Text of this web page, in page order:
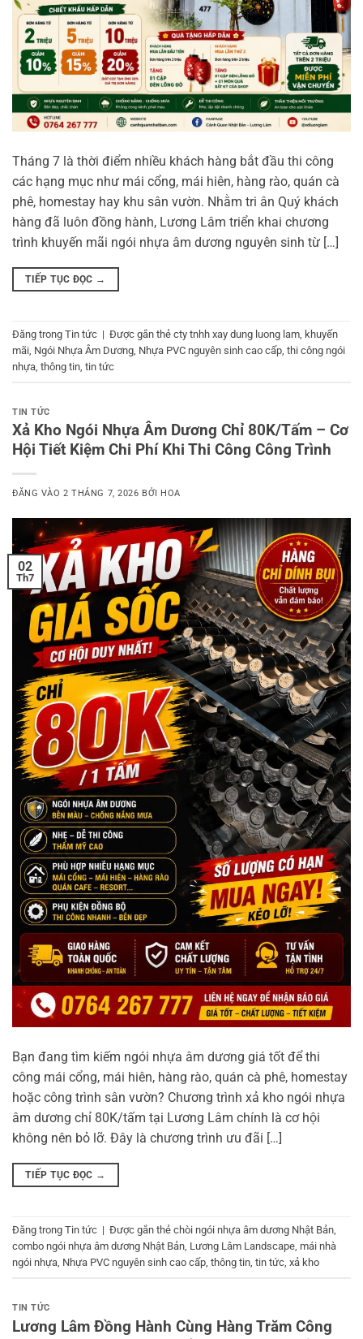
Tháng 7 là thời điểm nhiều khách hàng bắt đầu thi công
các hạng mục như mái cổng, mái hiên, hàng rào, quán cà
phê, homestay hay khu sân vườn. Nhằm tri ân Quý khách
hàng đã luôn đồng hành, Lương Lâm triển khai chương
trình khuyến mãi ngói nhựa âm dương nguyên sinh từ […]
TIẾP TỤC ĐỌC →
Đăng trong Tin tức | Được gắn thẻ cty tnhh xay dung luong lam khuyến
mãi Ngói Nhựa Âm Dương Nhựa PVC nguyên sinh cao cấp thi công ngói
nhựa thông tin tin tức
TIN TỨC
Xả Kho Ngói Nhựa Âm Dương Chỉ 80K/Tấm – Cơ
Hội Tiết Kiệm Chi Phí Khi Thi Công Công Trình
ĐĂNG VÀO2 THÁNG 7, 2026 BỞI HOA
02
Th7
Bạn đang tìm kiếm ngói nhựa âm dương giá tốt để thi
công mái cổng, mái hiên, hàng rào, quán cà phê, homestay
hoặc công trình sân vườn? Chương trình xả kho ngói nhựa
âm dương chỉ 80K/tấm tại Lương Lâm chính là cơ hội
không nên bỏ lỡ. Đây là chương trình ưu đãi […]
TIẾP TỤC ĐỌC →
Đăng trong Tin tức | Được gắn thẻ chòi ngói nhựa âm dương Nhật Bản,
combo ngói nhựa âm dương Nhật Bản, Lương Lâm Landscape, mái nhà
ngói nhựa, Nhựa PVC nguyên sinh cao cấp, thông tin, tin tức, xả kho
TIN TỨC
Lương Lâm Đồng Hành Cùng Hàng Trăm Công